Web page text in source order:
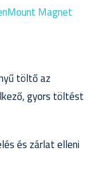
Magnet
töltő az
gyors töltést
és zárlat elleni